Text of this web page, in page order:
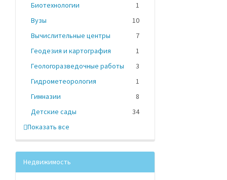
Биотехнологии
1
Вузы
10
Вычислительные центры
7
Геодезия и картография
1
Геологоразведочные работы
3
Гидрометеорология
1
Гимназии
8
Детские сады
34
Показать все
Недвижимость